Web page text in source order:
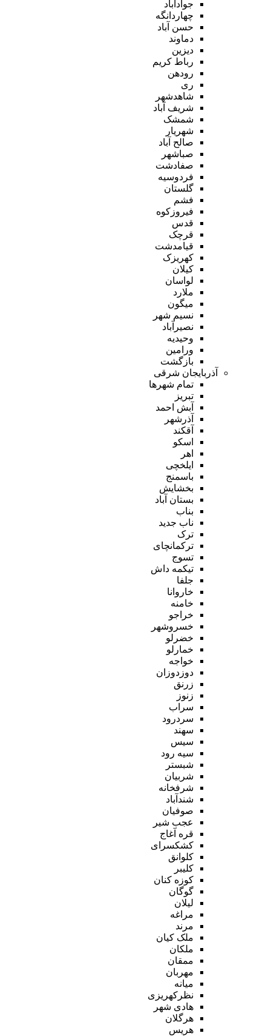
جوادآباد
چهاردانگه
حسن آباد
دماوند
دیزین
رباط کریم
رودهن
ری
شاهدشهر
شریف آباد
شمشک
شهریار
صالح آباد
صباشهر
صفادشت
فردوسیه
گلستان
فشم
فیروزکوه
قدس
قرچک
قیامدشت
کهریزک
کیلان
لواسان
ملارد
میگون
نسیم شهر
نصیرآباد
وحیدیه
ورامین
بازگشت
آذربایجان شرقی
تمام شهر‌ها
تبریز
آبش احمد
آذرشهر
آقکند
اسکو
اهر
ایلخچی
باسمنج
بخشایش
بستان آباد
بناب
ناب جدید
ترک
ترکمانچای
تسوج
تیکمه داش
جلفا
خاروانا
خامنه
خراجو
خسروشهر
خضرلو
خمارلو
خواجه
دوزدوزان
زرنق
زنوز
سراب
سردرود
سهند
سیس
سیه رود
شبستر
شربیان
شرفخانه
شندآباد
صوفیان
عجب شیر
قره آغاج
کشکسرای
کلوانق
کلیبر
کوزه کنان
گوگان
لیلان
مراغه
مرند
ملک کیان
ملکان
ممقان
مهربان
میانه
نظرکهریزی
هادی شهر
هرگلان
هریس